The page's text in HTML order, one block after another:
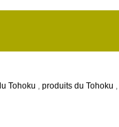
Tohoku , produits du Tohoku ,